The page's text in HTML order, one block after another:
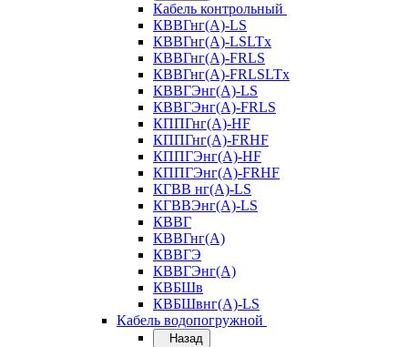
Кабель контрольный
КВВГнг(А)-LS
КВВГнг(А)-LSLTx
КВВГнг(А)-FRLS
КВВГнг(А)-FRLSLTx
КВВГЭнг(А)-LS
КВВГЭнг(А)-FRLS
КППГнг(А)-HF
КППГнг(А)-FRHF
КППГЭнг(А)-HF
КППГЭнг(А)-FRHF
КГВВ нг(А)-LS
КГВВЭнг(А)-LS
КВВГ
КВВГнг(А)
КВВГЭ
КВВГЭнг(А)
КВБШв
КВБШвнг(А)-LS
Кабель водопогружной
Назад